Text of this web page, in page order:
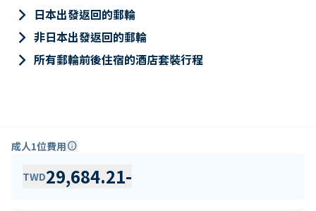
keyboard_arrow_right 日本出發返回的郵輪
keyboard_arrow_right 非日本出發返回的郵輪
keyboard_arrow_right 所有郵輪前後住宿的酒店套裝行程
成人1位費用info
TWD29,684.21-